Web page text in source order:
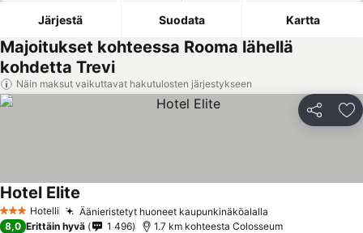
Järjestä Suodata Kartta
Majoitukset kohteessa Rooma lähellä
kohdetta Trevi
Näin maksut vaikuttavat hakutulosten järjestykseen
Jaa
3 Tähtiluokitus
Hotelli Äänieristetyt huoneet kaupunkinäköalalla
Hotel Elite
8,0 Erittäin hyvä 1 496 1.7 km kohteesta Colosseum